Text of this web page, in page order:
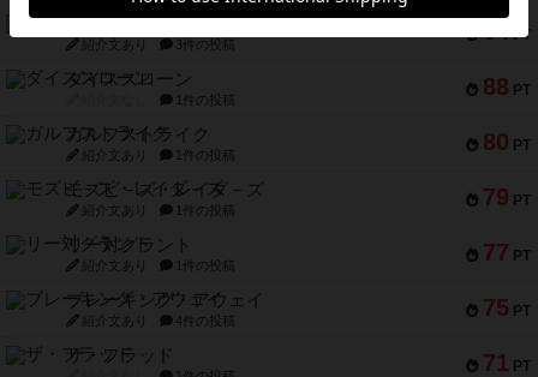
94 PT
ファースト・イン・フライト
紹介文あり 3件の投稿
88 PT
ダイススローン
1件の投稿
80 PT
ガルフストライク
紹介文あり 1件の投稿
79 PT
モズビ－ズ・レイダ－ズ
紹介文あり 1件の投稿
77 PT
リー対グラント
紹介文あり 1件の投稿
75 PT
ブレーキング・アウェイ
紹介文あり 4件の投稿
71 PT
ザ・フラッド